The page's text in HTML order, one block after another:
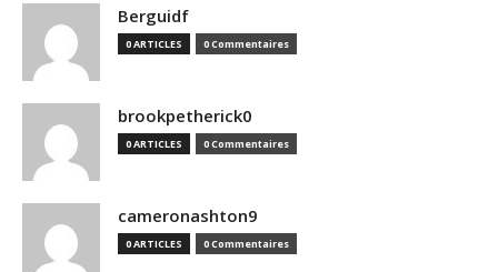
Berguidf
0 ARTICLES 0 Commentaires
brookpetherick0
0 ARTICLES 0 Commentaires
cameronashton9
0 ARTICLES 0 Commentaires